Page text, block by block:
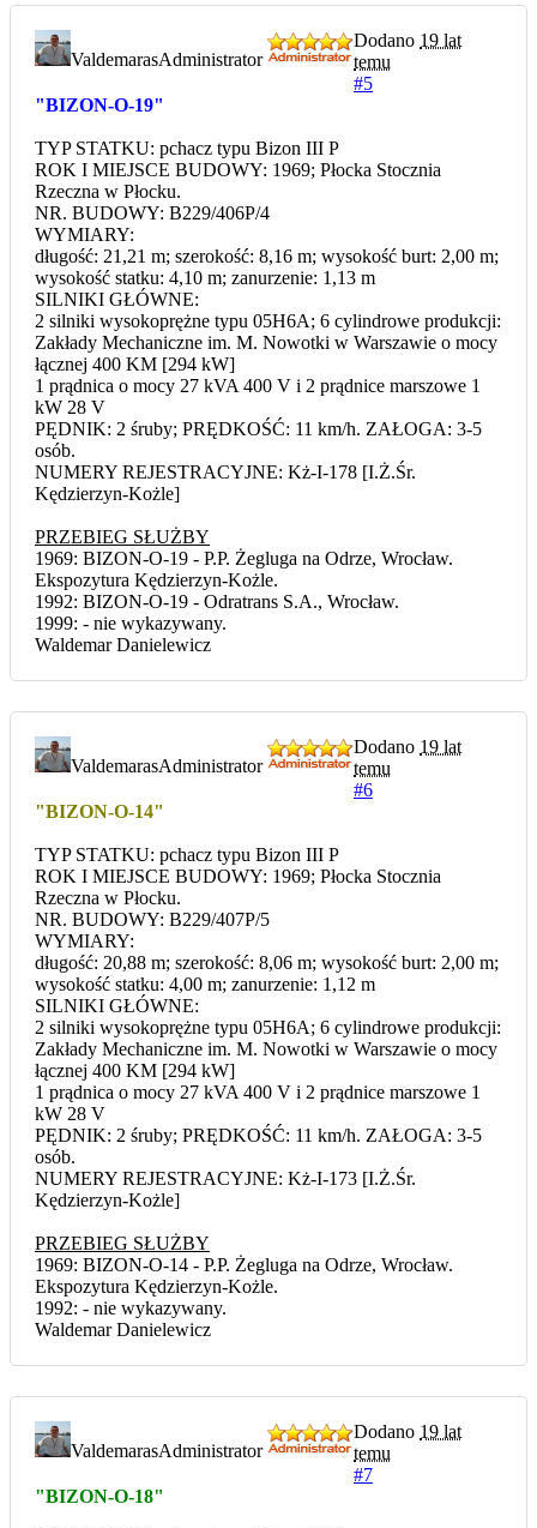
ValdemarasAdministrator
Dodano 19 lat
temu
#5
"BIZON-O-19"
TYP STATKU: pchacz typu Bizon III P
ROK I MIEJSCE BUDOWY: 1969; Płocka Stocznia
Rzeczna w Płocku.
NR. BUDOWY: B229/406P/4
WYMIARY:
długość: 21,21 m; szerokość: 8,16 m; wysokość burt: 2,00 m;
wysokość statku: 4,10 m; zanurzenie: 1,13 m
SILNIKI GŁÓWNE:
2 silniki wysokoprężne typu 05H6A; 6 cylindrowe produkcji:
Zakłady Mechaniczne im. M. Nowotki w Warszawie o mocy
łącznej 400 KM [294 kW]
1 prądnica o mocy 27 kVA 400 V i 2 prądnice marszowe 1
kW 28 V
PĘDNIK: 2 śruby; PRĘDKOŚĆ: 11 km/h. ZAŁOGA: 3-5
osób.
NUMERY REJESTRACYJNE: Kż-I-178 [I.Ż.Śr.
Kędzierzyn-Kożle]
PRZEBIEG SŁUŻBY
1969: BIZON-O-19 - P.P. Żegluga na Odrze, Wrocław.
Ekspozytura Kędzierzyn-Kożle.
1992: BIZON-O-19 - Odratrans S.A., Wrocław.
1999: - nie wykazywany.
Waldemar Danielewicz
ValdemarasAdministrator
Dodano 19 lat
temu
#6
"BIZON-O-14"
TYP STATKU: pchacz typu Bizon III P
ROK I MIEJSCE BUDOWY: 1969; Płocka Stocznia
Rzeczna w Płocku.
NR. BUDOWY: B229/407P/5
WYMIARY:
długość: 20,88 m; szerokość: 8,06 m; wysokość burt: 2,00 m;
wysokość statku: 4,00 m; zanurzenie: 1,12 m
SILNIKI GŁÓWNE:
2 silniki wysokoprężne typu 05H6A; 6 cylindrowe produkcji:
Zakłady Mechaniczne im. M. Nowotki w Warszawie o mocy
łącznej 400 KM [294 kW]
1 prądnica o mocy 27 kVA 400 V i 2 prądnice marszowe 1
kW 28 V
PĘDNIK: 2 śruby; PRĘDKOŚĆ: 11 km/h. ZAŁOGA: 3-5
osób.
NUMERY REJESTRACYJNE: Kż-I-173 [I.Ż.Śr.
Kędzierzyn-Kożle]
PRZEBIEG SŁUŻBY
1969: BIZON-O-14 - P.P. Żegluga na Odrze, Wrocław.
Ekspozytura Kędzierzyn-Kożle.
1992: - nie wykazywany.
Waldemar Danielewicz
ValdemarasAdministrator
Dodano 19 lat
temu
#7
"BIZON-O-18"